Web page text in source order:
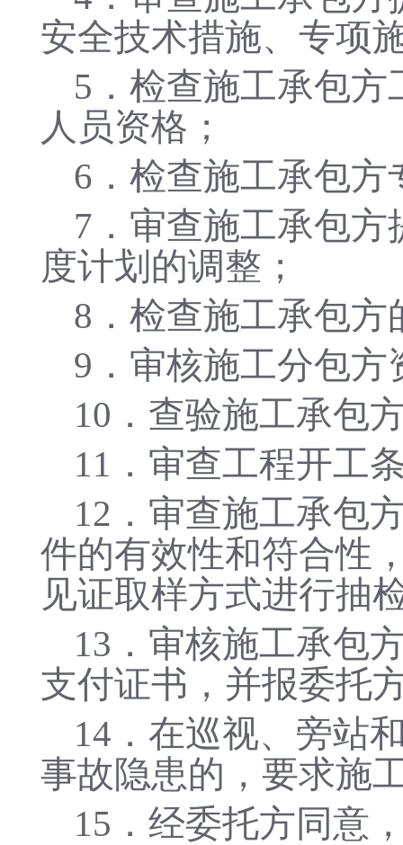
安全技术措施、专项
5．检查施工承包
人员资格；
6．检查施工承包
7．审查施工承包
度计划的调整；
8．检查施工承包方
9．审核施工分包方
10．查验施工承包
11．审查工程开工
12．审查施工承包
件的有效性和符合性
见证取样方式进行抽
13．审核施工承包
支付证书，并报委托
14．在巡视、旁站
事故隐患的，要求施
15．经委托方同意